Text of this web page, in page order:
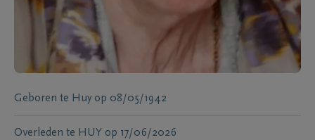
Geboren te Huy op 08/05/1942
Overleden te HUY op 17/06/2026